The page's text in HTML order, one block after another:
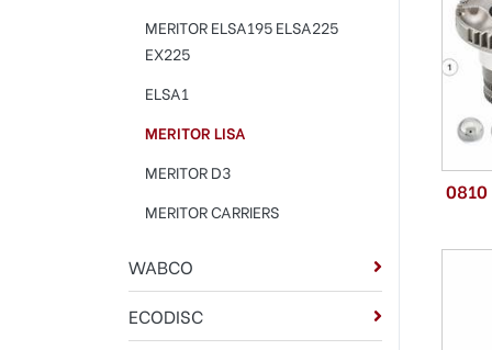
MERITOR ELSA195 ELSA225
EX225
ELSA1
MERITOR LISA
MERITOR D3
MERITOR CARRIERS
WABCO
ECODISC
0810